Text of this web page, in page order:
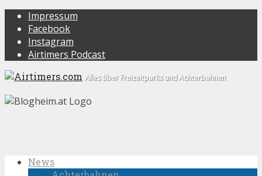
Impressum
Facebook
Instagram
Airtimers Podcast
Alles über Freizeitparks und Achterbahnen
News